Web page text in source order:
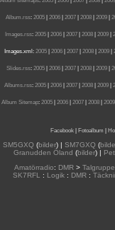
Album.rss: 2005 2006 2007 2008 2009
Images.rss: 2005| 2006| 2007| 2008| 2009|
Images.xml: 2005| 2006| 2007| 2008| 2009|
Slides.rss: 2005| 2006| 2007| 2008| 2009|
Albums.rss: 2005 2006 2007 2008 2009
Album Sitemap: 2005| 2006| 2007| 2008| 2009|
Facebook| Fotoalbum
SM5GXQ(bilder) | SM7GXQ(
Granudden Öland (bilder) |
Amatörradio: DMR>
SK7RFL
: Logik : DMR :